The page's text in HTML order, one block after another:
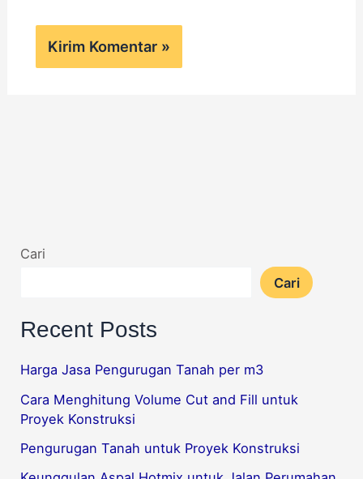
Cari
Cari
Recent Posts
Harga Jasa Pengurugan Tanah per m3
Cara Menghitung Volume Cut and Fill untuk
Proyek Konstruksi
Pengurugan Tanah untuk Proyek Konstruksi